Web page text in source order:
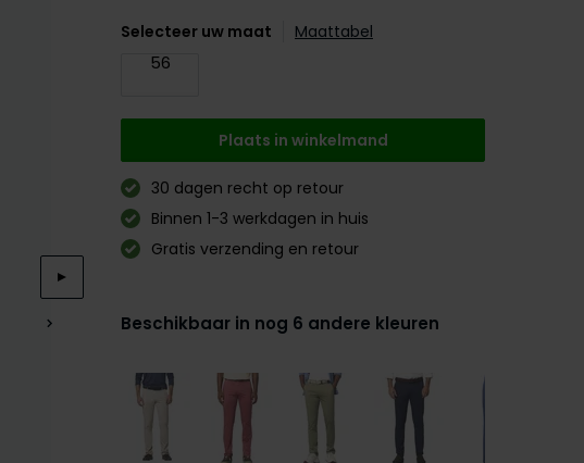
Selecteer uw maat Maattabel
56
Plaats in winkelmand
30 dagen recht op retour
Binnen 1-3 werkdagen in huis
Gratis verzending en retour
Beschikbaar in nog 6 andere kleuren